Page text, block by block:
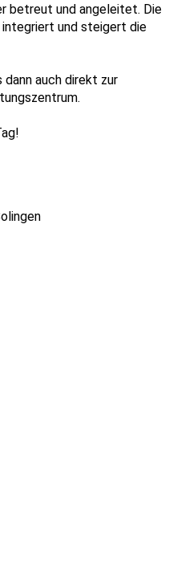
betreut und angeleitet. Die
und steigert die
dann auch direkt zur